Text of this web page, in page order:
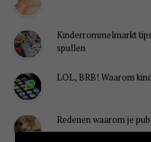
Kinderrommelmarkt
spullen
LOL, BRB! Waarom
Redenen waarom je